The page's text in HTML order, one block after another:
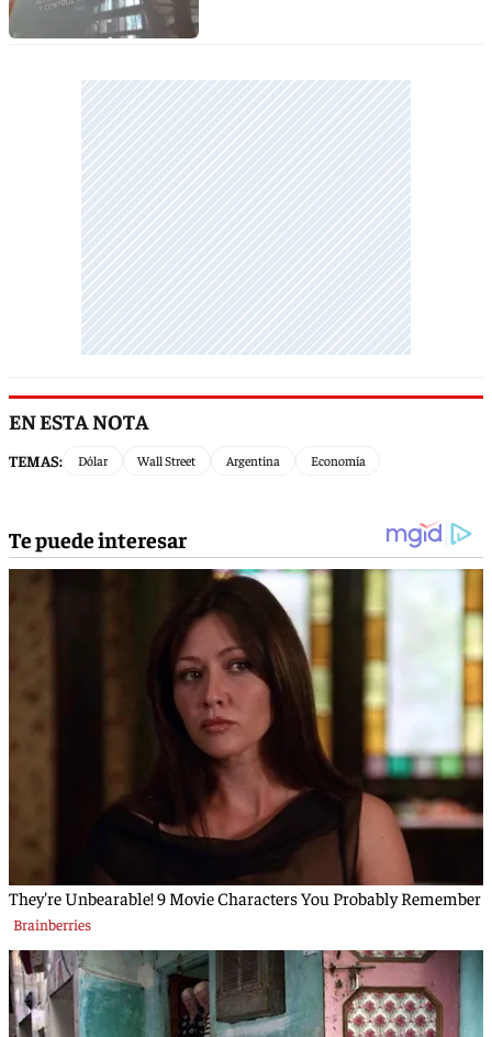
EN ESTA NOTA
TEMAS: Dólar Wall Street Argentina Economía